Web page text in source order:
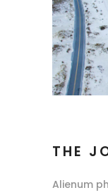
THE
Alienum